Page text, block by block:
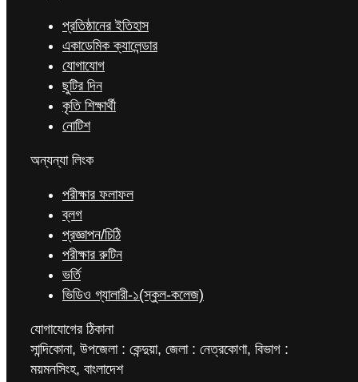
প্রতিষ্ঠানের ইতিহাস
একাডেমিক ক্যালেন্ডার
যোগাযোগ
ছুটির দিন
কৃতি শিক্ষার্থী
নোটিশ
অন্যন্যা লিংক
পরীক্ষার ফলাফল
ব্লগ
প্রজ্ঞাপন/চিঠি
পরীক্ষার রুটিন
ভর্তি
ভিডিও গ্যালারী-১(স্কুল-কলেজ)
যোগাযোগের ঠিকানা
সান্দিকোনা, উপজেলা : কেন্দুয়া, জেলা : নেত্রকোণা, বিভাগ :
ময়মনসিংহ, বাংলাদেশ